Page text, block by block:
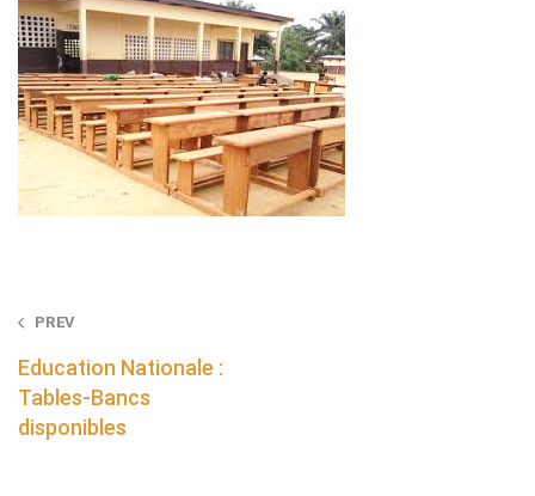
Post
navigation
PREV
Education Nationale :
Tables-Bancs
disponibles